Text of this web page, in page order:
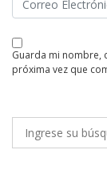
guarda mi nombre, correo electrónico y web en este navegador para la
próxima vez que